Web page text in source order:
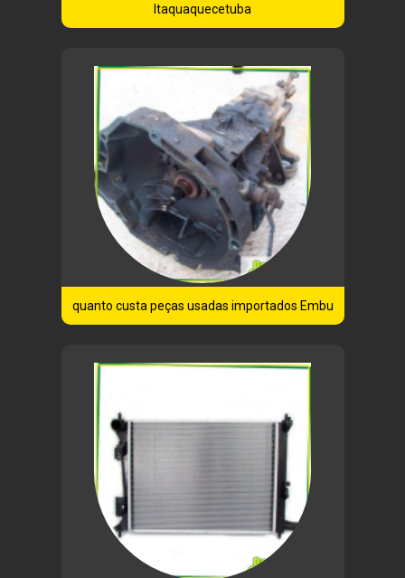
Itaquaquecetuba
quanto custa peças usadas importados Embu